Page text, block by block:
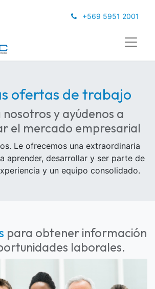
+569 5951 2001
ofertas de trabajo
nosotros y ayúdenos a
el mercado empresarial
Le ofrecemos una extraordinaria
aprender, desarrollar y ser parte de
y un equipo consolidado.
para obtener información
laborales.